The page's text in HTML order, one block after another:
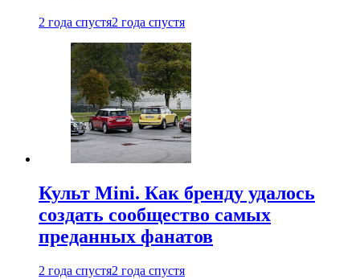
2 года спустя2 года спустя
Культ Mini. Как бренду удалось
создать сообщество самых
преданных фанатов
2 года спустя2 года спустя